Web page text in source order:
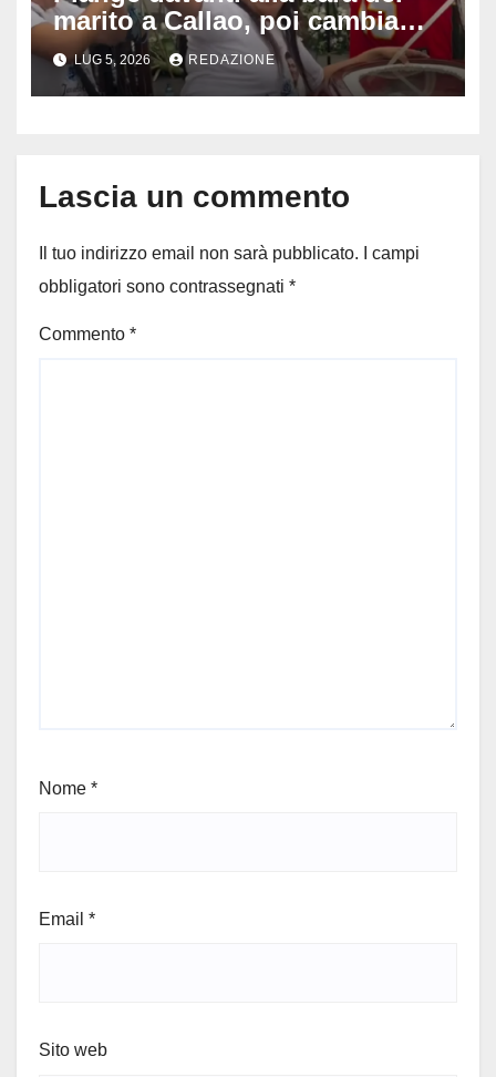
marito a Callao, poi cambia
tutto: il gesto della vedova al
funerale divide milioni di
persone
LUG 5, 2026 REDAZIONE
Lascia un commento
Il tuo indirizzo email non sarà pubblicato.
I campi
obbligatori sono contrassegnati *
Commento *
Nome *
Email *
Sito web